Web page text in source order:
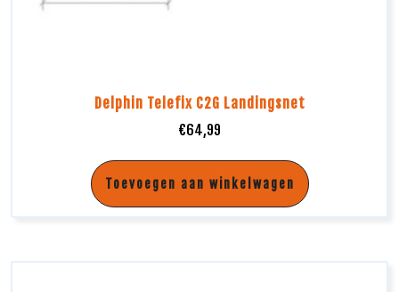
Delphin Telefix C2G Landingsnet
€64,99
Toevoegen aan winkelwagen